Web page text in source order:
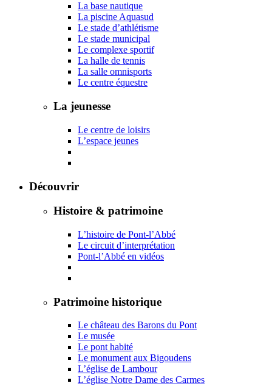
La base nautique
La piscine Aquasud
Le stade d’athlétisme
Le stade municipal
Le complexe sportif
La halle de tennis
La salle omnisports
Le centre équestre
La jeunesse
Le centre de loisirs
L’espace jeunes
Découvrir
Histoire & patrimoine
L’histoire de Pont-l’Abbé
Le circuit d’interprétation
Pont-l’Abbé en vidéos
Patrimoine historique
Le château des Barons du Pont
Le musée
Le pont habité
Le monument aux Bigoudens
L’église de Lambour
L’église Notre Dame des Carmes